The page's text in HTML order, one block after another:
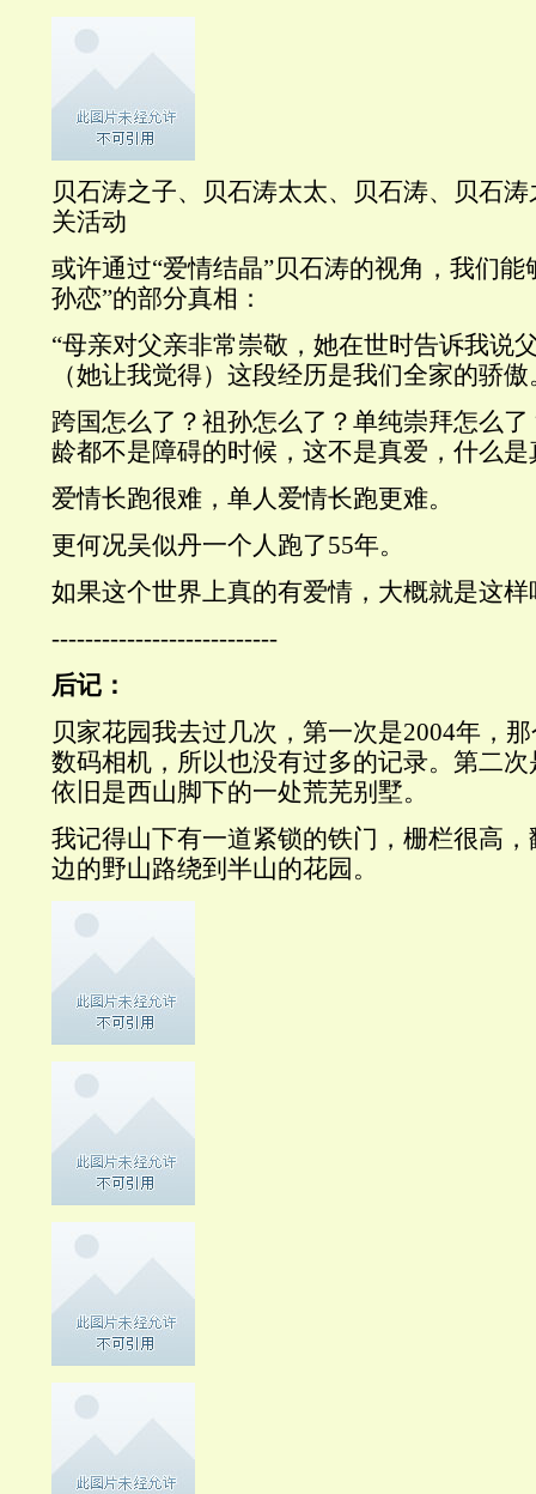
贝石涛之子、贝石涛太太、贝石涛、贝石
关活动
或许通过“爱情结晶”贝石涛的视角，我们能
孙恋”的部分真相：
“母亲对父亲非常崇敬，她在世时告诉我
（她让我觉得）这段经历是我们全家的骄傲
跨国怎么了？祖孙怎么了？单纯崇拜怎么
龄都不是障碍的时候，这不是真爱，什么是
爱情长跑很难，单人爱情长跑更难。
更何况吴似丹一个人跑了55年。
如果这个世界上真的有爱情，大概就是这样
---------------------------
后记 ：
贝家花园我去过几次，第一次是2004年，
数码相机，所以也没有过多的记录。第二
依旧是西山脚下的一处荒芜别墅。
我记得山下有一道紧锁的铁门，栅栏很高
边的野山路绕到半山的花园。